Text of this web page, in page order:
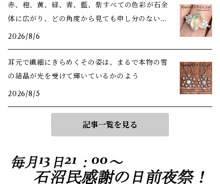
赤、橙、黄、緑、青、藍、紫――すべての色彩が石全
体に広がり、どの角度から見ても申し分のない美
しさ
2026/8/6
耳元で繊細にきらめくその姿は、まるで本物の雪
の結晶が光を受けて輝いているかのよう
2026/8/5
記事一覧を見る